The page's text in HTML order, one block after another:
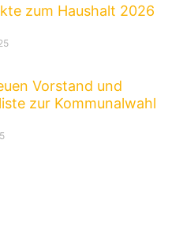
zum Haushalt 2026
Vorstand und
zur Kommunalwahl